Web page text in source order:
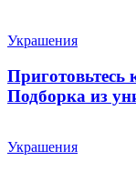
Украшения
Приготовьтесь
Подборка из
Украшения